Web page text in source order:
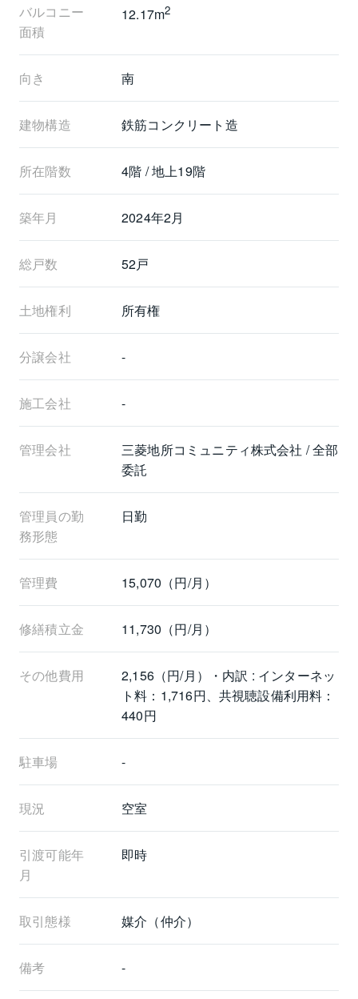
バルコニー
面積
12.17m2
向き 南
建物構造 鉄筋コンクリート造
所在階数 4階 / 地上19階
築年月 2024年2月
総戸数 52戸
土地権利 所有権
分譲会社 -
施工会社 -
管理会社
三菱地所コミュニティ株式会社 / 全部
委託
管理員の勤
務形態
日勤
管理費 15,070（円/月）
修繕積立金 11,730（円/月）
その他費用
2,156（円/月）・内訳 : インターネッ
ト料：1,716円、共視聴設備利用料：
440円
駐車場 -
現況 空室
引渡可能年
月
即時
取引態様 媒介（仲介）
備考 -